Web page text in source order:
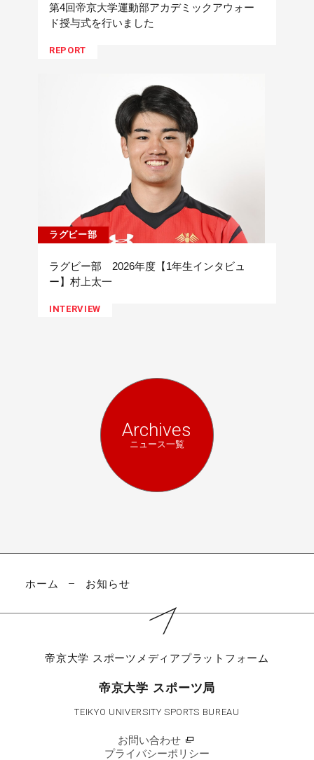
第4回帝京大学運動部アカデミックアウォー
ド授与式を行いました
REPORT
ラグビー部
ラグビー部 2026年度【1年生インタビュ
ー】村上太一
INTERVIEW
Archives
ニュース一覧
ホーム お知らせ
帝京大学 スポーツメディアプラットフォーム
帝京大学 スポーツ局
TEIKYO UNIVERSITY SPORTS BUREAU
お問い合わせ
プライバシーポリシー